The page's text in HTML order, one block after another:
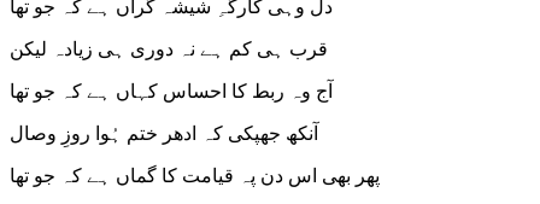
دل وہی کارگہِ شیشہ گراں ہے کہ جو تھا
قرب ہی کم ہے نہ دوری ہی زیادہ لیکن
آج وہ ربط کا احساس کہاں ہے کہ جو تھا
آنکھ جھپکی کہ ادھر ختم ہُوا روزِ وصال
پھر بھی اس دن پہ قیامت کا گماں ہے کہ جو تھا